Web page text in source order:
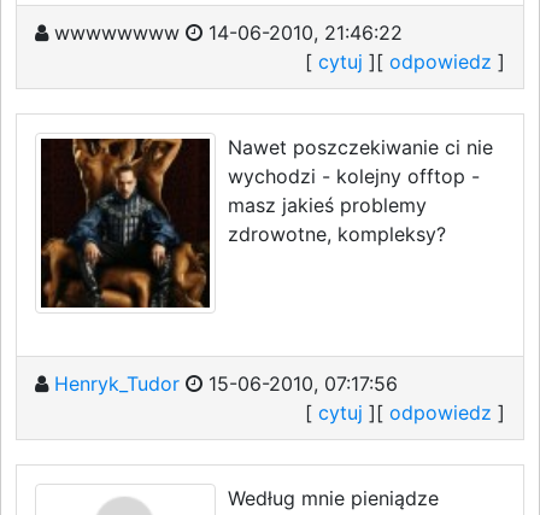
wwwwwwww
14-06-2010, 21:46:22
[ cytuj ][ odpowiedz ]
Nawet poszczekiwanie ci nie
wychodzi - kolejny offtop -
masz jakieś problemy
zdrowotne, kompleksy?
Henryk_Tudor
15-06-2010, 07:17:56
[ cytuj ][ odpowiedz ]
Według mnie pieniądze